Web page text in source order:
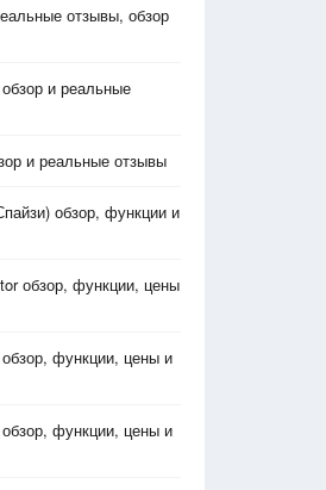
отзывы, обзор
и реальные
и реальные отзывы
обзор, функции и
обзор, функции, цены
функции, цены и
функции, цены и